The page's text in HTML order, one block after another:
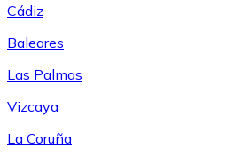
Cádiz
Baleares
Las Palmas
Vizcaya
La Coruña